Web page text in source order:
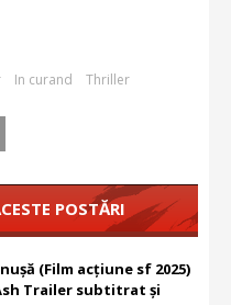
In curand Thriller
POSTĂRI
(Film acțiune sf 2025)
Trailer subtitrat și